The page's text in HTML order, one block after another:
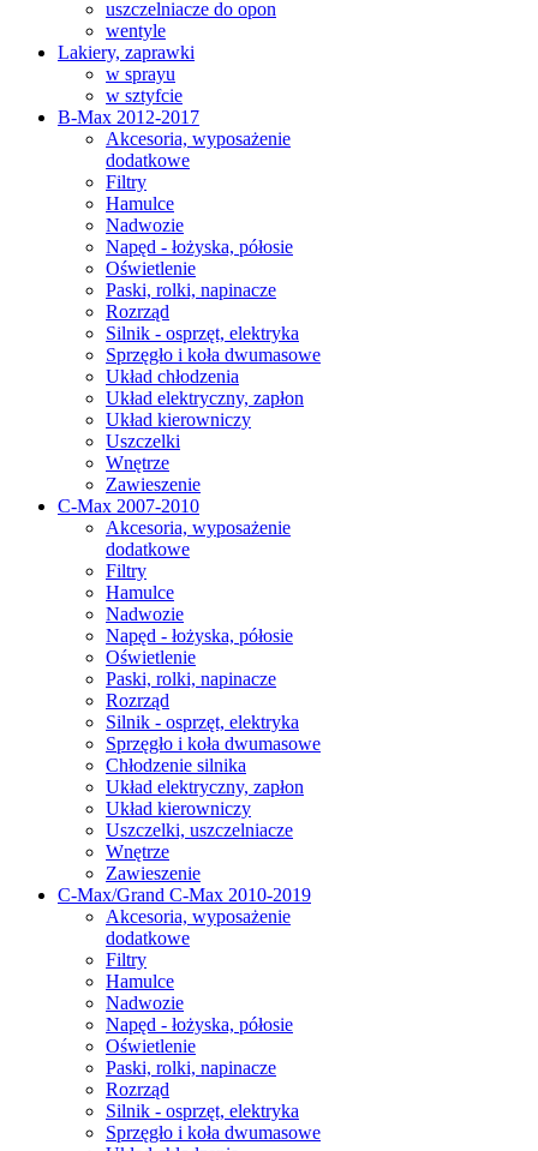
uszczelniacze do opon
wentyle
Lakiery, zaprawki
w sprayu
w sztyfcie
B-Max 2012-2017
Akcesoria, wyposażenie
dodatkowe
Filtry
Hamulce
Nadwozie
Napęd - łożyska, półosie
Oświetlenie
Paski, rolki, napinacze
Rozrząd
Silnik - osprzęt, elektryka
Sprzęgło i koła dwumasowe
Układ chłodzenia
Układ elektryczny, zapłon
Układ kierowniczy
Uszczelki
Wnętrze
Zawieszenie
C-Max 2007-2010
Akcesoria, wyposażenie
dodatkowe
Filtry
Hamulce
Nadwozie
Napęd - łożyska, półosie
Oświetlenie
Paski, rolki, napinacze
Rozrząd
Silnik - osprzęt, elektryka
Sprzęgło i koła dwumasowe
Chłodzenie silnika
Układ elektryczny, zapłon
Układ kierowniczy
Uszczelki, uszczelniacze
Wnętrze
Zawieszenie
C-Max/Grand C-Max 2010-2019
Akcesoria, wyposażenie
dodatkowe
Filtry
Hamulce
Nadwozie
Napęd - łożyska, półosie
Oświetlenie
Paski, rolki, napinacze
Rozrząd
Silnik - osprzęt, elektryka
Sprzęgło i koła dwumasowe